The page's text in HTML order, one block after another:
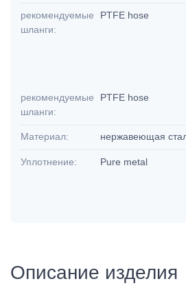
рекомендуемые
шланги:
PTFE hose
рекомендуемые
шланги:
PTFE hose
Материал: нержавеющая
Уплотнение: Pure metal
Описание изделия